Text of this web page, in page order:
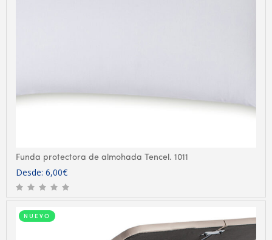
Funda protectora de almohada Tencel. 1011
Desde: 6,00€
NUEVO